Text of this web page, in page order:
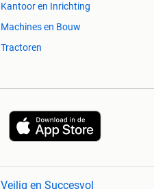
Kantoor en Inrichting
Machines en Bouw
Tractoren
Veilig en Succesvol